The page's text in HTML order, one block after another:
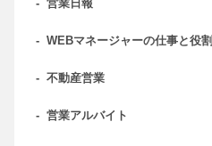
- 営業日報
- WEBマネージャーの仕事と役割
- 不動産営業
- 営業アルバイト